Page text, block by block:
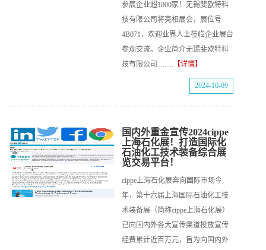
参展企业超1000家！无锡斐欧特科
技有限公司将亮相展会，展位号
4B071，欢迎业界人士莅临企业展台
参观交流。企业简介无锡斐欧特科
技有限公司......... 【详情】
2024-10-09
国内外重金宣传2024cippe
上海石化展！打造国际化
石油化工技术装备综合展
览交易平台！
cippe上海石化展奔向国际市场今
年，第十六届上海国际石油化工技
术装备展（简称cippe上海石化展）
已向国内外各大宣传渠道投放宣传
经费累计近百万元，旨为向国内外